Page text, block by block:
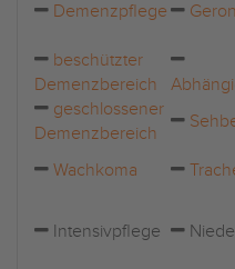
Demenzpflege
beschützter
Demenzbereich
geschlossener
Demenzbereich
Wachkoma
Intensivpflege